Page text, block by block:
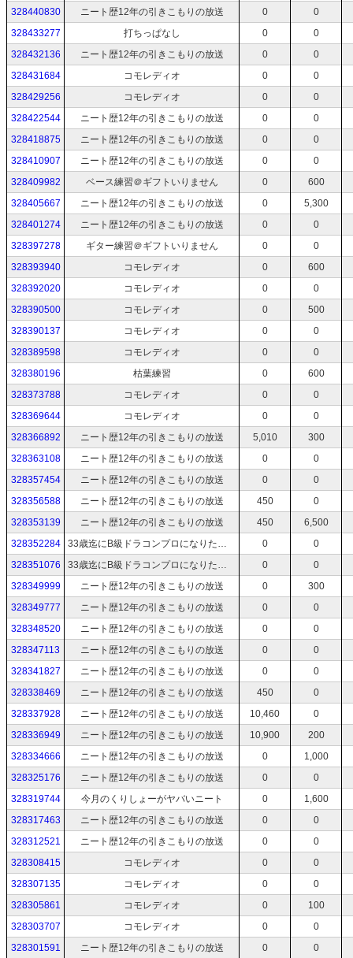
328440830
ニート歴12年の引きこもりの放送 0
0
328433277
打ちっぱなし 0
0
328432136
ニート歴12年の引きこもりの放送 0
0
328431684
コモレディオ 0
0
328429256
コモレディオ 0
0
328422544
ニート歴12年の引きこもりの放送 0
0
328418875
ニート歴12年の引きこもりの放送 0
0
328410907
ニート歴12年の引きこもりの放送 0
0
328409982
ベース練習＠ギフトいりません 0
600
328405667
ニート歴12年の引きこもりの放送 0
5,300
328401274
ニート歴12年の引きこもりの放送 0
0
328397278
ギター練習＠ギフトいりません 0
0
328393940
コモレディオ 0
600
328392020
コモレディオ 0
0
328390500
コモレディオ 0
500
328390137
コモレディオ 0
0
328389598
コモレディオ 0
0
328380196
枯葉練習 0
600
328373788
コモレディオ 0
0
328369644
コモレディオ 0
0
328366892
ニート歴12年の引きこもりの放送 5,010
300
328363108
ニート歴12年の引きこもりの放送 0
0
328357454
ニート歴12年の引きこもりの放送 0
0
328356588
ニート歴12年の引きこもりの放送 450
0
328353139
ニート歴12年の引きこもりの放送 450
6,500
328352284
33歳迄にB級ドラコンプロになりたいニート 0
0
328351076
33歳迄にB級ドラコンプロになりたいニート 0
0
328349999
ニート歴12年の引きこもりの放送 0
300
328349777
ニート歴12年の引きこもりの放送 0
0
328348520
ニート歴12年の引きこもりの放送 0
0
328347113
ニート歴12年の引きこもりの放送 0
0
328341827
ニート歴12年の引きこもりの放送 0
0
328338469
ニート歴12年の引きこもりの放送 450
0
328337928
ニート歴12年の引きこもりの放送 10,460
0
328336949
ニート歴12年の引きこもりの放送 10,900
200
328334666
ニート歴12年の引きこもりの放送 0
1,000
328325176
ニート歴12年の引きこもりの放送 0
0
328319744
今月のくりしょーがヤバいニート 0
1,600
328317463
ニート歴12年の引きこもりの放送 0
0
328312521
ニート歴12年の引きこもりの放送 0
0
328308415
コモレディオ 0
0
328307135
コモレディオ 0
0
328305861
コモレディオ 0
100
328303707
コモレディオ 0
0
328301591
ニート歴12年の引きこもりの放送 0 0